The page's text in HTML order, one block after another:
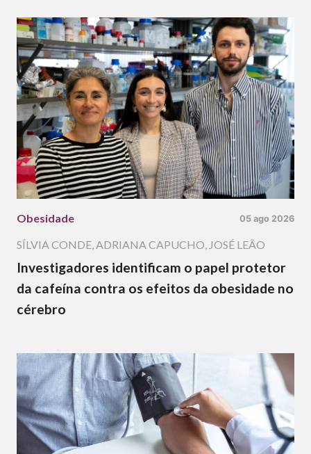
Obesidade 05 ago 2026
SÍLVIA CONDE,ADRIANA CAPUCHO, JOSÉ LEÃO
Investigadores identificam o papel protetor
da cafeína contra os efeitos da obesidade no
cérebro